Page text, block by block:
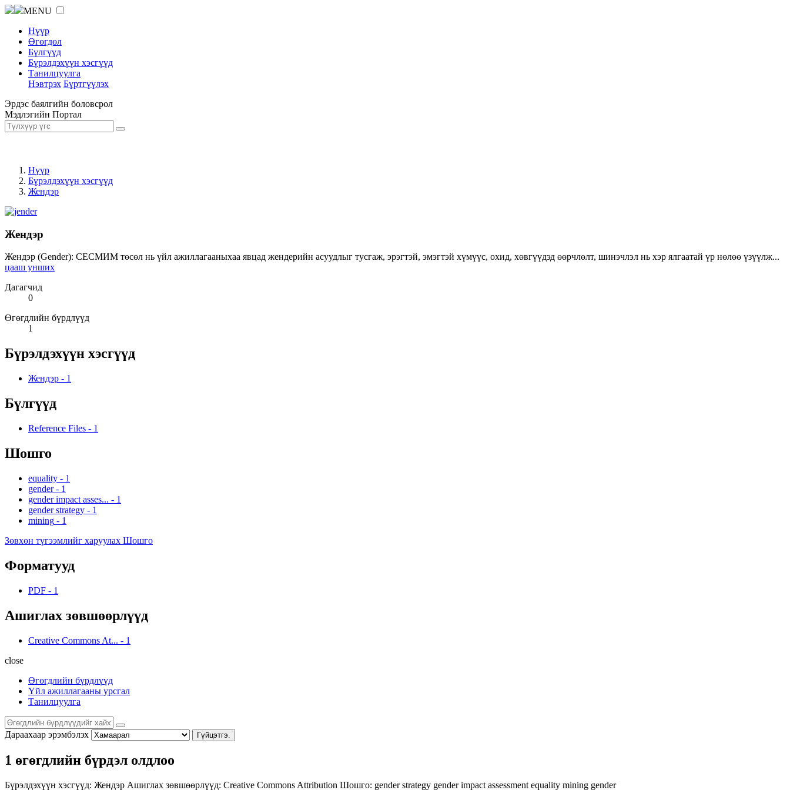
MENU
Нүүр
Өгөгдөл
Бүлгүүд
Бүрэлдэхүүн хэсгүүд
Танилцуулга
Нэвтрэх Бүртгүүлэх
Эрдэс баялгийн боловсрол
Мэдлэгийн Портал
Нүүр
Бүрэлдэхүүн хэсгүүд
Жендэр
Жендэр
Жендэр (Gender): СЕСМИМ төсөл нь үйл ажиллагааныхаа явцад жендерийн асуудлыг тусгаж, эрэгтэй, эмэгтэй хүмүүс, охид, хөвгүүдэд өөрчлөлт, шинэчлэл нь хэр ялгаатай үр нөлөө үзүүлж...
цааш унших
Дагагчид
0
Өгөгдлийн бүрдлүүд
1
Бүрэлдэхүүн хэсгүүд
Жендэр - 1
Бүлгүүд
Reference Files - 1
Шошго
equality - 1
gender - 1
gender impact asses... - 1
gender strategy - 1
mining - 1
Зөвхөн түгээмлийг харуулах Шошго
Форматууд
PDF - 1
Ашиглах зөвшөөрлүүд
Creative Commons At... - 1
close
Өгөгдлийн бүрдлүүд
Үйл ажиллагааны урсгал
Танилцуулга
Дараахаар эрэмбэлэх Гүйцэтгэ.
1 өгөгдлийн бүрдэл олдлоо
Бүрэлдэхүүн хэсгүүд: Жендэр Ашиглах зөвшөөрлүүд: Creative Commons Attribution Шошго: gender strategy gender impact assessment equality mining gender